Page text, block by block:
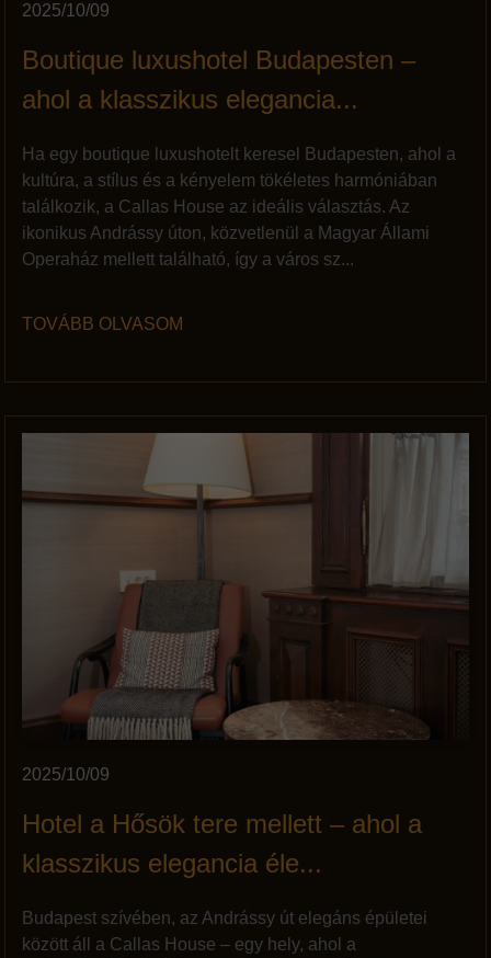
2025/10/09
Boutique luxushotel Budapesten –
ahol a klasszikus elegancia...
Ha egy boutique luxushotelt keresel Budapesten, ahol a
kultúra, a stílus és a kényelem tökéletes harmóniában
találkozik, a Callas House az ideális választás. Az
ikonikus Andrássy úton, közvetlenül a Magyar Állami
Operaház mellett található, így a város sz...
TOVÁBB OLVASOM
2025/10/09
Hotel a Hősök tere mellett – ahol a
klasszikus elegancia éle...
Budapest szívében, az Andrássy út elegáns épületei
között áll a Callas House – egy hely, ahol a